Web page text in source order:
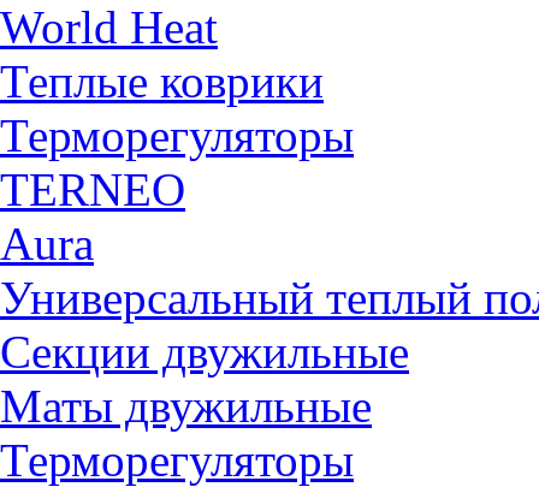
World Heat
Теплые коврики
Терморегуляторы
TERNEO
Aura
Универсальный теплый
Секции двужильные
Маты двужильные
Терморегуляторы